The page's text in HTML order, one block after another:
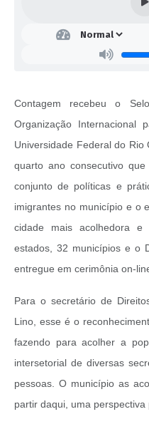
Contagem recebeu o
Organização Internacional
Universidade Federal do
quarto ano consecutivo
conjunto de políticas e
imigrantes no município e o
cidade mais acolhedora e
estados, 32 municípios e o
entregue em cerimônia on-
Para o secretário de
Lino, esse é o
fazendo para acolher a
intersetorial de diversas
pessoas. O município as
partir daqui, uma